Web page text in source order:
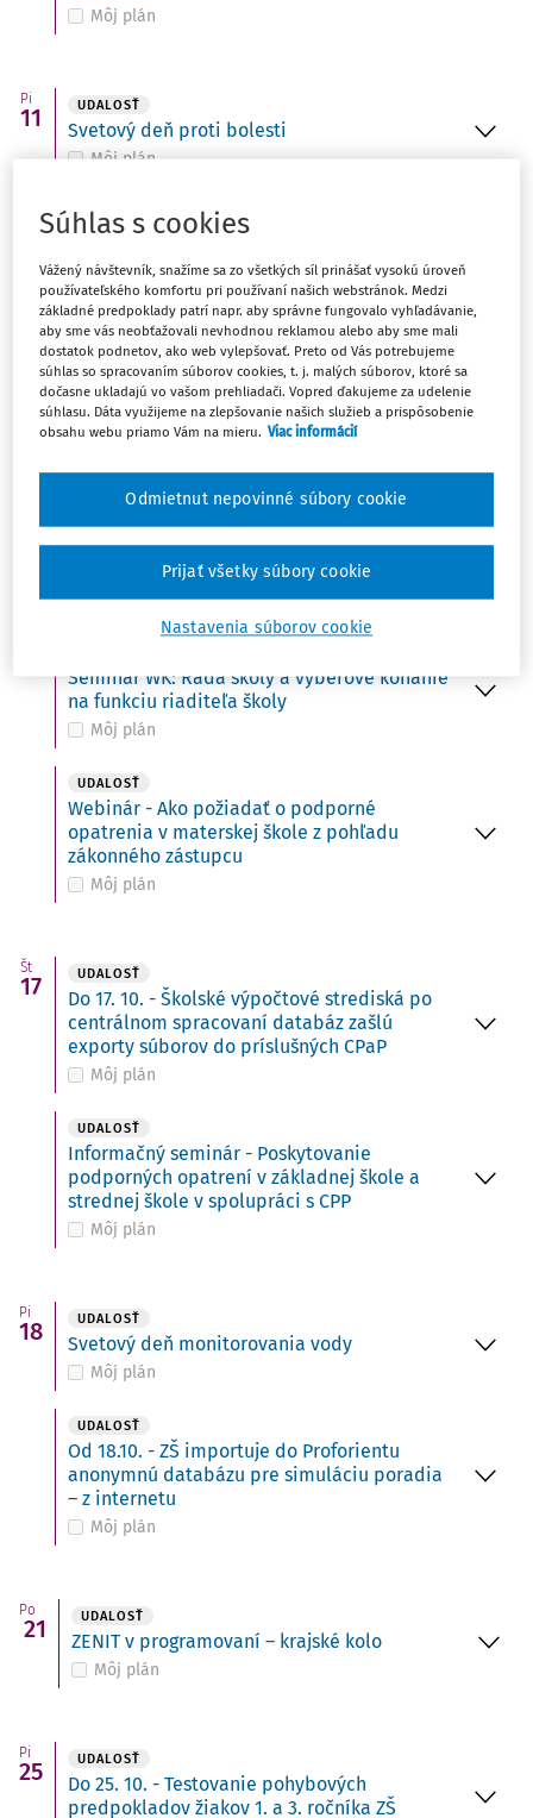
Môj plán
Pi
11 UDALOSŤ
Svetový deň proti bolesti
Môj plán
15
Do 15. 10. - Ministerstvo školstva zverejní na
svojom webovom sídle termíny konania
prijímacích skúšok
Môj plán
UDALOSŤ
Môj plán
UDALOSŤ
VÚDPaP: Kto z koho – ako udržať hranice
Môj plán
Seminár WK: Rada školy a výberové konanie
na funkciu riaditeľa školy
Môj plán
UDALOSŤ
Webinár - Ako požiadať o podporné
opatrenia v materskej škole z pohľadu
zákonného zástupcu
Môj plán
Št
17 UDALOSŤ
Do 17. 10. - Školské výpočtové strediská po
centrálnom spracovaní databáz zašlú
exporty súborov do príslušných CPaP
Môj plán
UDALOSŤ
Informačný seminár - Poskytovanie
podporných opatrení v základnej škole a
strednej škole v spolupráci s CPP
Môj plán
Pi
18 UDALOSŤ
Svetový deň monitorovania vody
Môj plán
UDALOSŤ
Od 18.10. - ZŠ importuje do Proforientu
anonymnú databázu pre simuláciu poradia
– z internetu
Môj plán
Po
21 UDALOSŤ
ZENIT v programovaní – krajské kolo
Môj plán
Pi
25 UDALOSŤ
Do 25. 10. - Testovanie pohybových
predpokladov žiakov 1. a 3. ročníka ZŠ
Súhlas s cookies
Vážený návštevník, snažíme sa zo všetkých síl prinášať vysokú úroveň
používateľského komfortu pri používaní našich webstránok. Medzi
základné predpoklady patrí napr. aby správne fungovalo vyhľadávanie,
aby sme vás neobťažovali nevhodnou reklamou alebo aby sme mali
dostatok podnetov, ako web vylepšovať. Preto od Vás potrebujeme
súhlas so spracovaním súborov cookies, t. j. malých súborov, ktoré sa
dočasne ukladajú vo vašom prehliadači. Vopred ďakujeme za udelenie
súhlasu. Dáta využijeme na zlepšovanie našich služieb a prispôsobenie
obsahu webu priamo Vám na mieru. Viac informácií
Nastavenia súborov cookie
Odmietnut nepovinné súbory cookie
Prijať všetky súbory cookie